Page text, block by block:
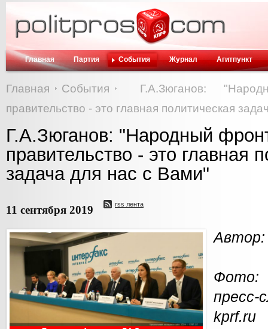
Главная Партия События Журнал Агитпункт
Главная События
Г.А.Зюганов:
правительство - это главная политическая
Г.А.Зюганов: "Народный
правительство - это главная
задача для нас с Вами"
11 сентября 2019 rss лента
Автор:
Фото:
kprf.ru